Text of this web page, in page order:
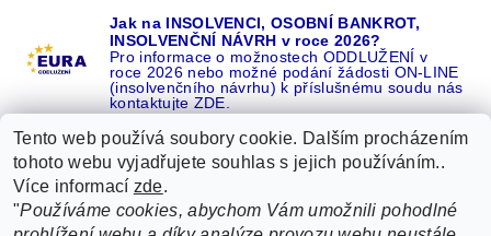
Jak na INSOLVENCI, OSOBNÍ BANKROT,
INSOLVENČNÍ NÁVRH v roce 2026?
Pro informace o možnostech ODDLUŽENÍ v
roce 2026 nebo možné podání žádosti ON-LINE
(insolvenčního návrhu) k příslušnému soudu nás
kontaktujte ZDE.
Recenze o NÁS na GOOGLE 16 let REFERENCÍ v celé ČR |
Recenze o NÁS na SEZNAMU |
Tento web používá soubory cookie. Dalším procházením
tohoto webu vyjadřujete souhlas s jejich používáním..
Více informací zde.
"Používáme cookies, abychom Vám umožnili pohodlné